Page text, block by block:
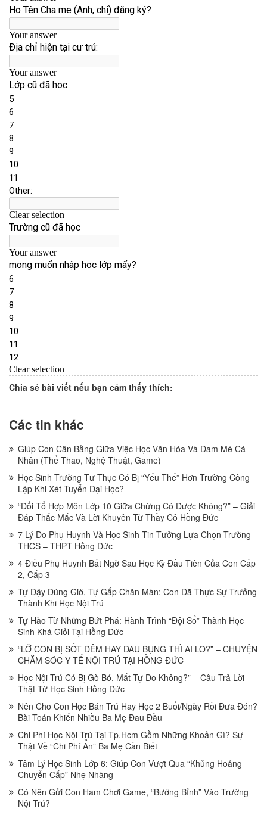
Chia sẻ bài viết nếu bạn cảm thấy thích:
Các tin khác
Giúp Con Cân Bằng Giữa Việc Học Văn Hóa Và Đam Mê Cá
Nhân (Thể Thao, Nghệ Thuật, Game)
Học Sinh Trường Tư Thục Có Bị “Yếu Thế” Hơn Trường Công
Lập Khi Xét Tuyển Đại Học?
“Đổi Tổ Hợp Môn Lớp 10 Giữa Chừng Có Được Không?” – Giải
Đáp Thắc Mắc Và Lời Khuyên Từ Thầy Cô Hồng Đức
7 Lý Do Phụ Huynh Và Học Sinh Tin Tưởng Lựa Chọn Trường
THCS – THPT Hồng Đức
4 Điều Phụ Huynh Bất Ngờ Sau Học Kỳ Đầu Tiên Của Con Cấp
2, Cấp 3
Tự Dậy Đúng Giờ, Tự Gấp Chăn Màn: Con Đã Thực Sự Trưởng
Thành Khi Học Nội Trú
Tự Hào Từ Những Bứt Phá: Hành Trình “Đội Sổ” Thành Học
Sinh Khá Giỏi Tại Hồng Đức
“LỠ CON BỊ SỐT ĐÊM HAY ĐAU BỤNG THÌ AI LO?” – CHUYỆN
CHĂM SÓC Y TẾ NỘI TRÚ TẠI HỒNG ĐỨC
Học Nội Trú Có Bị Gò Bó, Mất Tự Do Không?” – Câu Trả Lời
Thật Từ Học Sinh Hồng Đức
Nên Cho Con Học Bán Trú Hay Học 2 Buổi/Ngày Rồi Đưa Đón?
Bài Toán Khiến Nhiều Ba Mẹ Đau Đầu
Chi Phí Học Nội Trú Tại Tp.Hcm Gồm Những Khoản Gì? Sự
Thật Về “Chi Phí Ẩn” Ba Mẹ Cần Biết
Tâm Lý Học Sinh Lớp 6: Giúp Con Vượt Qua “Khủng Hoảng
Chuyển Cấp” Nhẹ Nhàng
Có Nên Gửi Con Ham Chơi Game, “Bướng Bỉnh” Vào Trường
Nội Trú?